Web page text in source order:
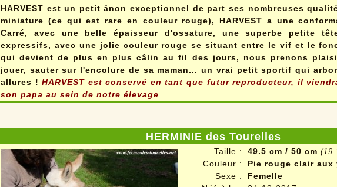
HARVEST est un petit ânon exceptionnel de part ses nombreuses
miniature (ce qui est rare en couleur rouge), HARVEST a une
Carré, avec une belle épaisseur d'ossature, une superbe petite
expressifs, avec une jolie couleur rouge se situant entre le vif et le
qui devient de plus en plus câlin au fil des jours, nous prenons
jouer, sauter sur l'encolure de sa maman... un vrai petit sportif qui
allures !HARVEST est conservé en tant que futur reproducteur, il
son papa au sein de notre élevage
HERMINIE des Tourelles
Taille :
Couleur :
Sexe :
49.5 cm / 50 cm
Pie rouge clair aux
Femelle